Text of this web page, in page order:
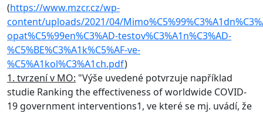
(https://www.mzcr.cz/wp-
content/uploads/2021/04/
opat%C5%99en%C3%AD-testov%C3%A1n%C3%AD-
%C5%BE%C3%A1k%C5%AF-ve-
%C5%A1kol%C3%A1ch.pdf)
1. tvrzení v MO: "Výše uvedené potvrzuje například
studie Ranking the effectiveness of worldwide COVID-
19 government interventions1, ve které se mj. uvádí, že